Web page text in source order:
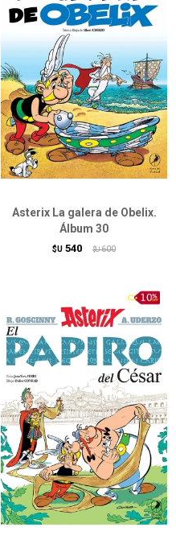
Asterix La galera de Obelix.
Álbum 30
$U 540 $U 600